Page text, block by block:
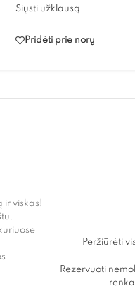
Siųsti užklausą
Pridėti prie norų
ir viskas!
Peržiūrėti
Rezervuoti